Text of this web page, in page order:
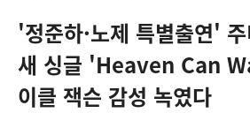
'정준하·노제 특별출연'
새 싱글 'Heaven Can
이클 잭슨 감성 녹였다